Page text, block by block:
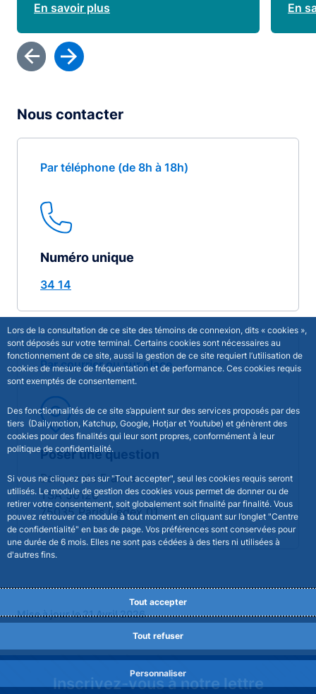
Lors de la consultation de ce site des témoins de connexion, dits « cookies »,
sont déposés sur votre terminal. Certains cookies sont nécessaires au
fonctionnement de ce site, aussi la gestion de ce site requiert l’utilisation de
cookies de mesure de fréquentation et de performance. Ces cookies requis
sont exemptés de consentement.
Des fonctionnalités de ce site s’appuient sur des services proposés par des
tiers (Dailymotion, Katchup, Google, Hotjar et Youtube) et génèrent des
cookies pour des finalités qui leur sont propres, conformément à leur
politique de confidentialité.
Si vous ne cliquez pas sur "Tout accepter", seul les cookies requis seront
utilisés. Le module de gestion des cookies vous permet de donner ou de
retirer votre consentement, soit globalement soit finalité par finalité. Vous
pouvez retrouver ce module à tout moment en cliquant sur l’onglet "Centre
de confidentialité" en bas de page. Vos préférences sont conservées pour
une durée de 6 mois. Elles ne sont pas cédées à des tiers ni utilisées à
d'autres fins.
Tout accepter
Tout refuser
Personnaliser
En savoir plus En
Nous contacter
Par téléphone (de 8h à 18h)
Numéro unique
34 14
Par courrier ou sur place
Poser une question
Banque de France
TSA 50120
75035 Paris Cedex 01
Mise à jour le 21 Avril 2026
Inscrivez-vous à notre lettre